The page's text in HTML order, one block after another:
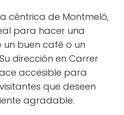
céntrica de Montmeló,
para hacer una
buen café o un
dirección en Carrer
accesible para
que deseen
agradable.